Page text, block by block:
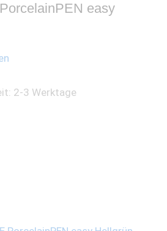
easy
2-3 Werktage